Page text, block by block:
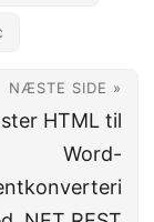
NÆSTE SIDE »
HTML til
Word-